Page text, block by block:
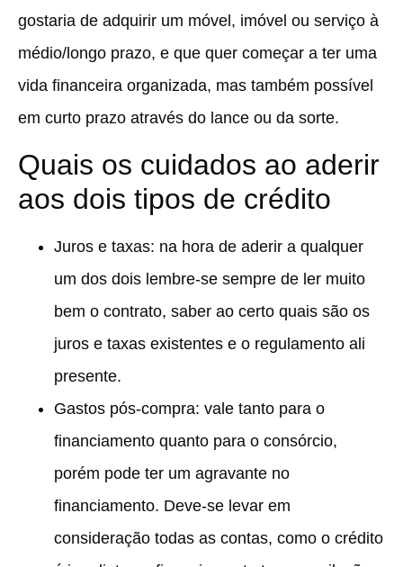
gostaria de adquirir um móvel, imóvel ou serviço à
médio/longo prazo, e que quer começar a ter uma
vida financeira organizada, mas também possível
em curto prazo através do lance ou da sorte.
Quais os cuidados ao aderir
aos dois tipos de crédito
Juros e taxas: na hora de aderir a qualquer
um dos dois lembre-se sempre de ler muito
bem o contrato, saber ao certo quais são os
juros e taxas existentes e o regulamento ali
presente.
Gastos pós-compra: vale tanto para o
financiamento quanto para o consórcio,
porém pode ter um agravante no
financiamento. Deve-se levar em
consideração todas as contas, como o crédito